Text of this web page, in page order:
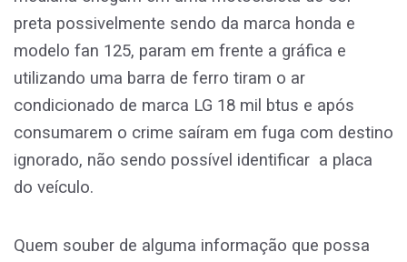
preta possivelmente sendo da marca honda e
modelo fan 125, param em frente a gráfica e
utilizando uma barra de ferro tiram o ar
condicionado de marca LG 18 mil btus e após
consumarem o crime saíram em fuga com destino
ignorado, não sendo possível identificar a placa
do veículo.
Quem souber de alguma informação que possa